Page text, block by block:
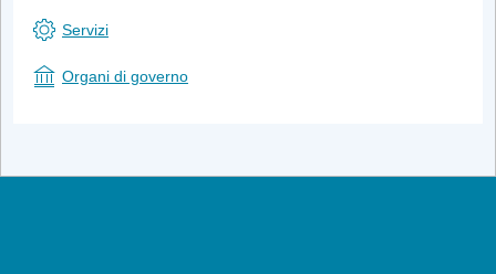
Servizi
Organi di governo